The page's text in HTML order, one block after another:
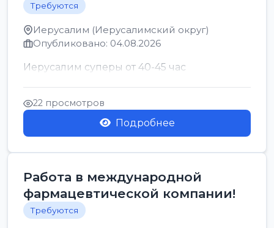
Требуются
Иерусалим (Иерусалимский округ)
Опубликовано: 04.08.2026
Иерусалим суперы от 40-45 час
22 просмотров
Подробнее
Работа в международной
фармацевтической компании!
Требуются